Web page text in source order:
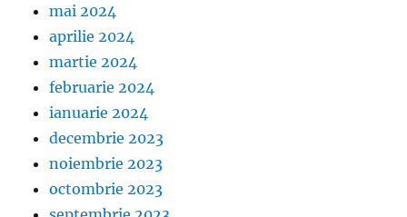
mai 2024
aprilie 2024
martie 2024
februarie 2024
ianuarie 2024
decembrie 2023
noiembrie 2023
octombrie 2023